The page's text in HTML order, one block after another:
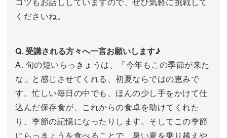
くださいね。
Q. 受講される方々へ一言お願いします♪
A. 旬の短いらっきょうは、「今年もこの季節が来た
な」と感じさせてくれる、初夏ならではの恵みで
す。忙しい毎日の中でも、ほんの少し手をかけて仕
込んだ保存食が、これからの食卓を助けてくれた
り、季節の記憶になったりします。そしてこの季節
にらっきょうを食べることで、暑い夏を乗り越えや